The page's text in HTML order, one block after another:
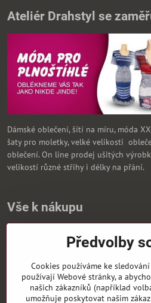
Ateliér Drahstyl se
Dámské oblečení, šítí na míru, móda
šaty pro moletky, velké velikosti
oblečení. On line prodej ušitých
velikostí různé střihy i délky na přání.
Vše k nákupu
Zasíláme i na SlovenskoPředvolby
Cookies používáme ke
používají Webové stránky, a
našich zákazníků (například
umožňuje poskytovat našim